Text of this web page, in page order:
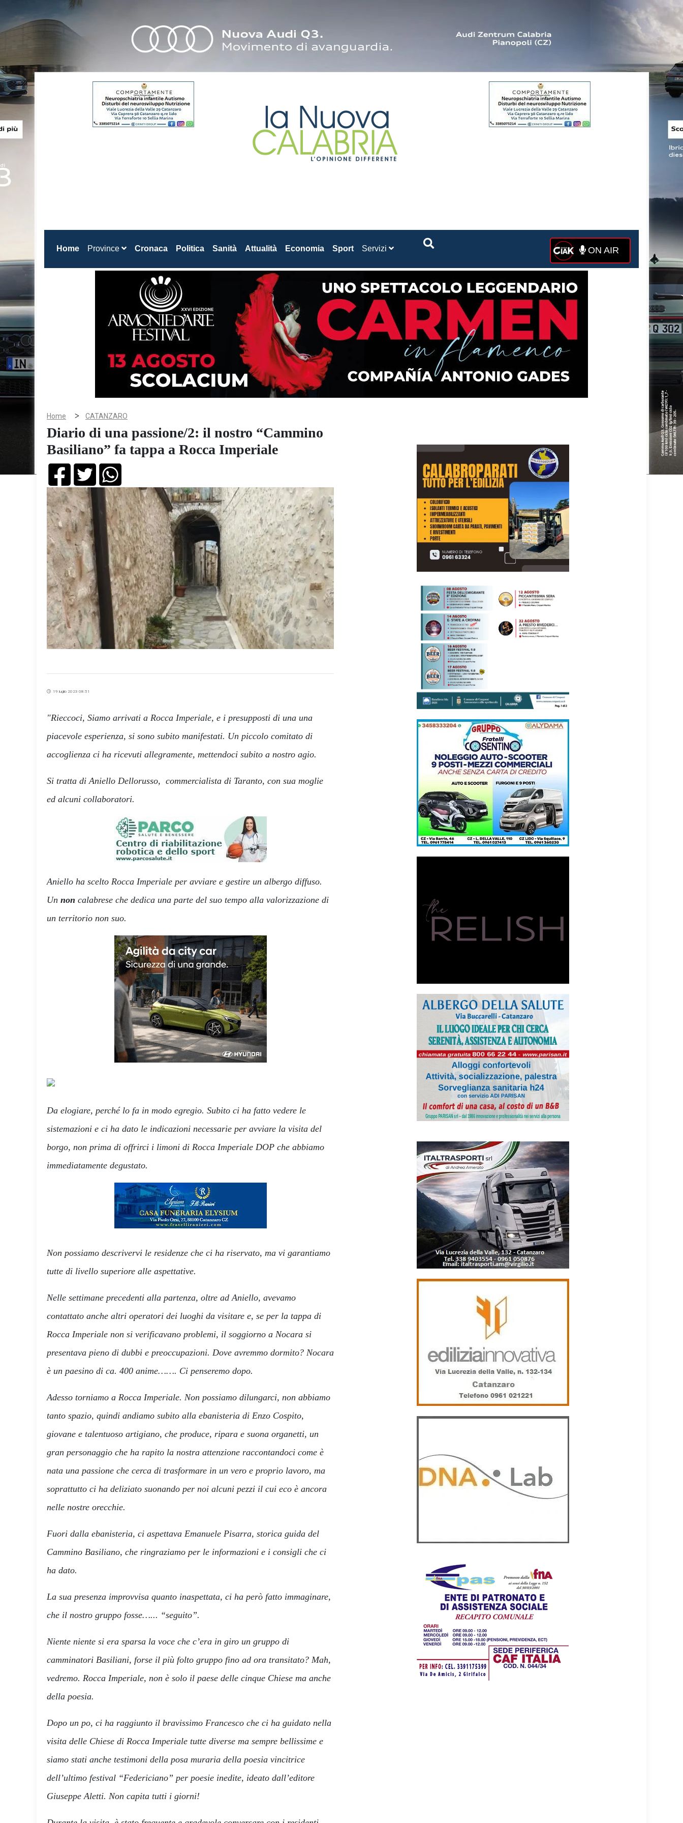
Home(current)
Province Cronaca Politica Sanità Attualità Economia Sport Servizi ON AIR
Home > CATANZARO
Diario di una passione/2: il nostro “Cammino
Basiliano” fa tappa a Rocca Imperiale
19 luglio 2023 08:51
"Rieccoci, Siamo arrivati a Rocca Imperiale, e i presupposti di una una
piacevole esperienza, si sono subito manifestati. Un piccolo comitato di
accoglienza ci ha ricevuti allegramente, mettendoci subito a nostro agio.
Si tratta di Aniello Dellorusso, commercialista di Taranto, con sua moglie
ed alcuni collaboratori.
Aniello ha scelto Rocca Imperiale per avviare e gestire un albergo diffuso.
Un non calabrese che dedica una parte del suo tempo alla valorizzazione di
un territorio non suo.
Da elogiare, perché lo fa in modo egregio. Subito ci ha fatto vedere le
sistemazioni e ci ha dato le indicazioni necessarie per avviare la visita del
borgo, non prima di offrirci i limoni di Rocca Imperiale DOP che abbiamo
immediatamente degustato.
Non possiamo descrivervi le residenze che ci ha riservato, ma vi garantiamo
tutte di livello superiore alle aspettative.
Nelle settimane precedenti alla partenza, oltre ad Aniello, avevamo
contattato anche altri operatori dei luoghi da visitare e, se per la tappa di
Rocca Imperiale non si verificavano problemi, il soggiorno a Nocara si
presentava pieno di dubbi e preoccupazioni. Dove avremmo dormito? Nocara
è un paesino di ca. 400 anime……. Ci penseremo dopo.
Adesso torniamo a Rocca Imperiale. Non possiamo dilungarci, non abbiamo
tanto spazio, quindi andiamo subito alla ebanisteria di Enzo Cospito,
giovane e talentuoso artigiano, che produce, ripara e suona organetti, un
gran personaggio che ha rapito la nostra attenzione raccontandoci come è
nata una passione che cerca di trasformare in un vero e proprio lavoro, ma
soprattutto ci ha deliziato suonando per noi alcuni pezzi il cui eco è ancora
nelle nostre orecchie.
Fuori dalla ebanisteria, ci aspettava Emanuele Pisarra, storica guida del
Cammino Basiliano, che ringraziamo per le informazioni e i consigli che ci
ha dato.
La sua presenza improvvisa quanto inaspettata, ci ha però fatto immaginare,
che il nostro gruppo fosse…... “seguito”.
Niente niente si era sparsa la voce che c’era in giro un gruppo di
camminatori Basiliani, forse il più folto gruppo fino ad ora transitato? Mah,
vedremo. Rocca Imperiale, non è solo il paese delle cinque Chiese ma anche
della poesia.
Dopo un po, ci ha raggiunto il bravissimo Francesco che ci ha guidato nella
visita delle Chiese di Rocca Imperiale tutte diverse ma sempre bellissime e
siamo stati anche testimoni della posa muraria della poesia vincitrice
dell’ultimo festival “Federiciano” per poesie inedite, ideato dall’editore
Giuseppe Aletti. Non capita tutti i giorni!